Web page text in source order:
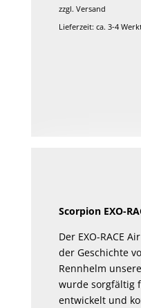
zzgl.Versand
Lieferzeit: ca. 3-4
Scorpion EXO-
Der EXO-RACE
der Geschichte
Rennhelm
wurde sorgfältig
entwickelt und